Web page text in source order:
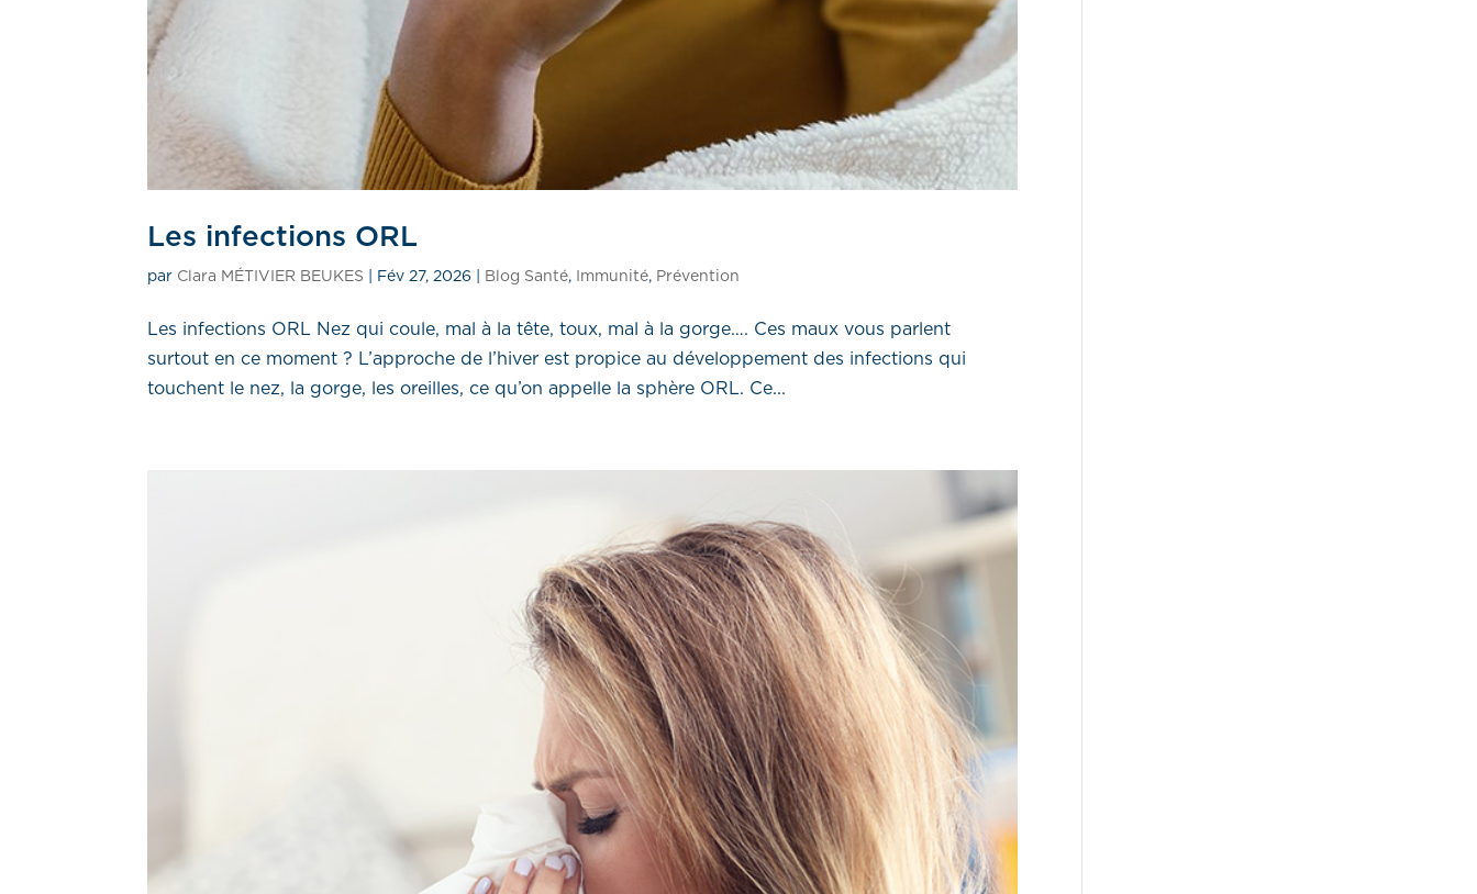
Les infections ORL
par Clara MÉTIVIER BEUKES Fév 27, 2026 Blog Santé, Immunité, Prévention
Les infections ORL Nez qui coule, mal à la tête, toux, mal à la gorge…. Ces maux vous parlent
surtout en ce moment ? L’approche de l’hiver est propice au développement des infections qui
touchent le nez, la gorge, les oreilles, ce qu’on appelle la sphère ORL. Ce...